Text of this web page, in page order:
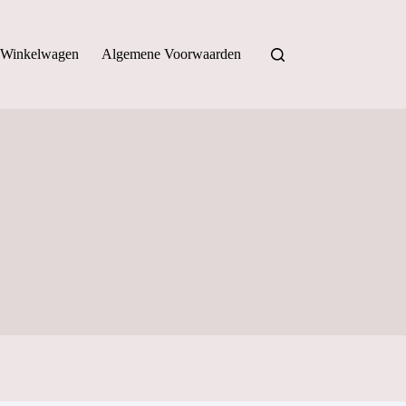
Winkelwagen Algemene Voorwaarden